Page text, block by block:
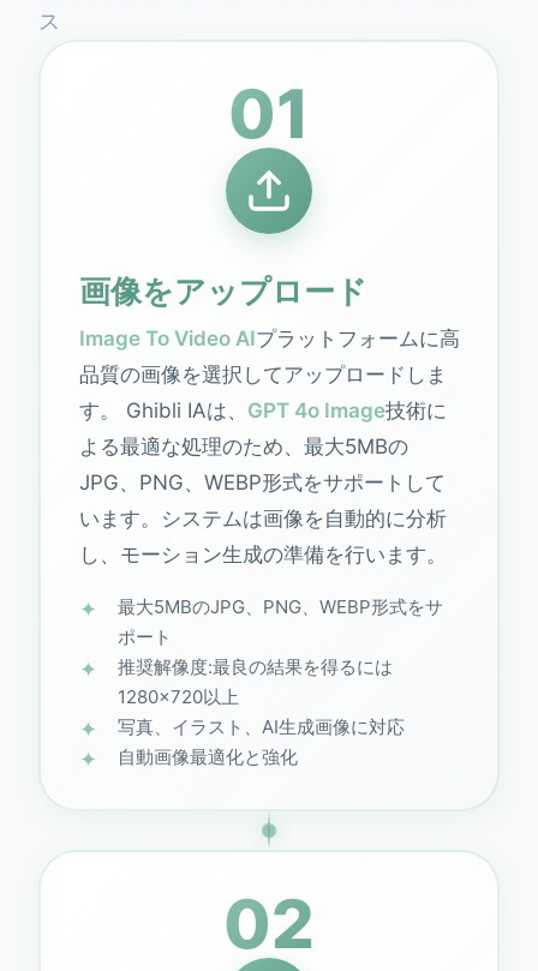
ス
01
画像をアップロード
Image To Video AIプラットフォームに高
品質の画像を選択してアップロードしま
す。 Ghibli IAは、 GPT 4o Image技術に
よる最適な処理のため、最大5MBの
JPG、PNG、WEBP形式をサポートして
います。システムは画像を自動的に分析
し、モーション生成の準備を行います。
最大5MBのJPG、PNG、WEBP形式をサ
ポート
推奨解像度:最良の結果を得るには
1280×720以上
写真、イラスト、AI生成画像に対応
自動画像最適化と強化
02